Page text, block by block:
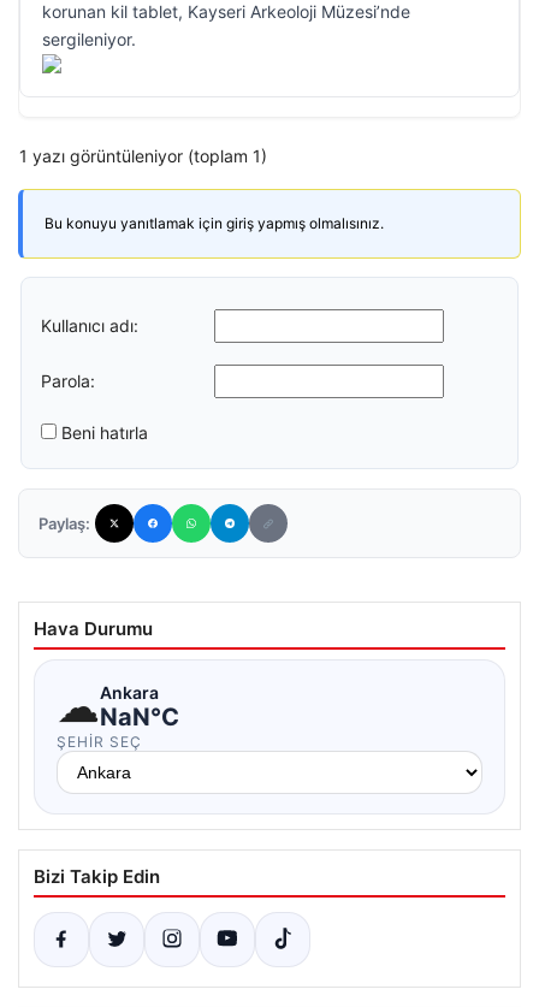
korunan kil tablet, Kayseri Arkeoloji Müzesi’nde
sergileniyor.
1 yazı görüntüleniyor (toplam 1)
Bu konuyu yanıtlamak için giriş yapmış olmalısınız.
Kullanıcı adı:
Parola:
Beni hatırla
Paylaş:
Hava Durumu
☁Ankara
NaN°C
ŞEHIR SEÇ
Bizi Takip Edin